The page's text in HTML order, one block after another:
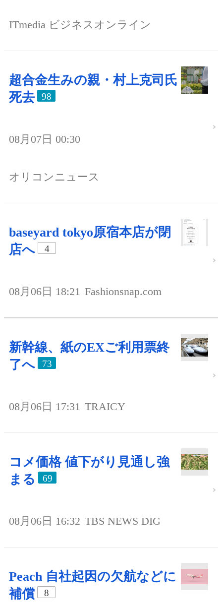
ITmedia ビジネスオンライン
超合金生みの親・村上克司氏
死去
98
08月07日 00:30
オリコンニュース
baseyard tokyo原宿本店が閉
店へ
4
08月06日 18:21 Fashionsnap.com
新幹線、紙のEXご利用票終
了へ
73
08月06日 17:31 TRAICY
コメ価格 値下がり見通し強
まる
69
08月06日 16:32 TBS NEWS DIG
Peach 自社起因の欠航などに
補償
8